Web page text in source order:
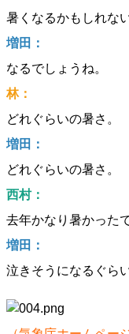
暑くなるかもしれない
増田：
なるでしょうね。
林：
どれぐらいの暑さ。
増田：
どれぐらいの暑さ。
西村：
去年かなり暑かった
増田：
泣きそうになるぐら